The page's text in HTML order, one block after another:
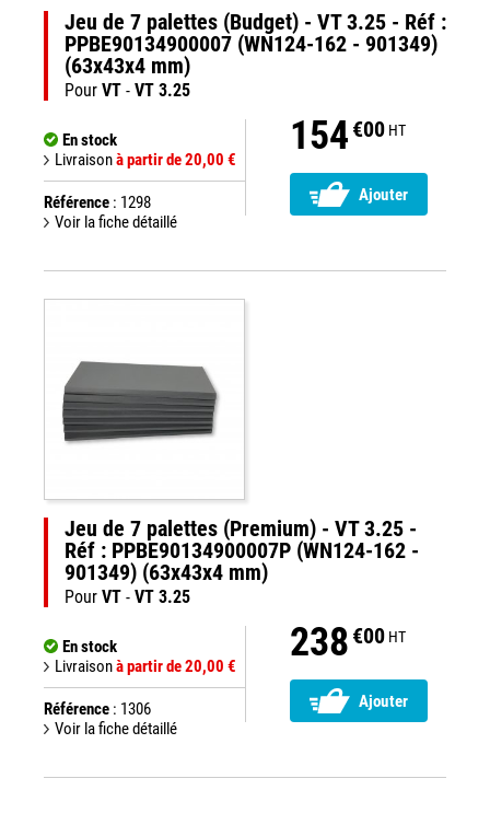
Jeu de 7 palettes (Budget) - VT 3.25 - Réf :
PPBE90134900007 (WN124-162 - 901349)
(63x43x4 mm)
Pour VT - VT 3.25
En stock
Livraisonà partir de 20,00 €
Référence : 1298
Voir la fiche détaillé
154 €00 HT
Ajouter
Jeu de 7 palettes (Premium) - VT 3.25 -
Réf : PPBE90134900007P (WN124-162 -
901349) (63x43x4 mm)
Pour VT - VT 3.25
En stock
Livraisonà partir de 20,00 €
Référence : 1306
Voir la fiche détaillé
238 €00 HT
Ajouter